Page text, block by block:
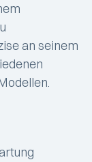
an seinem